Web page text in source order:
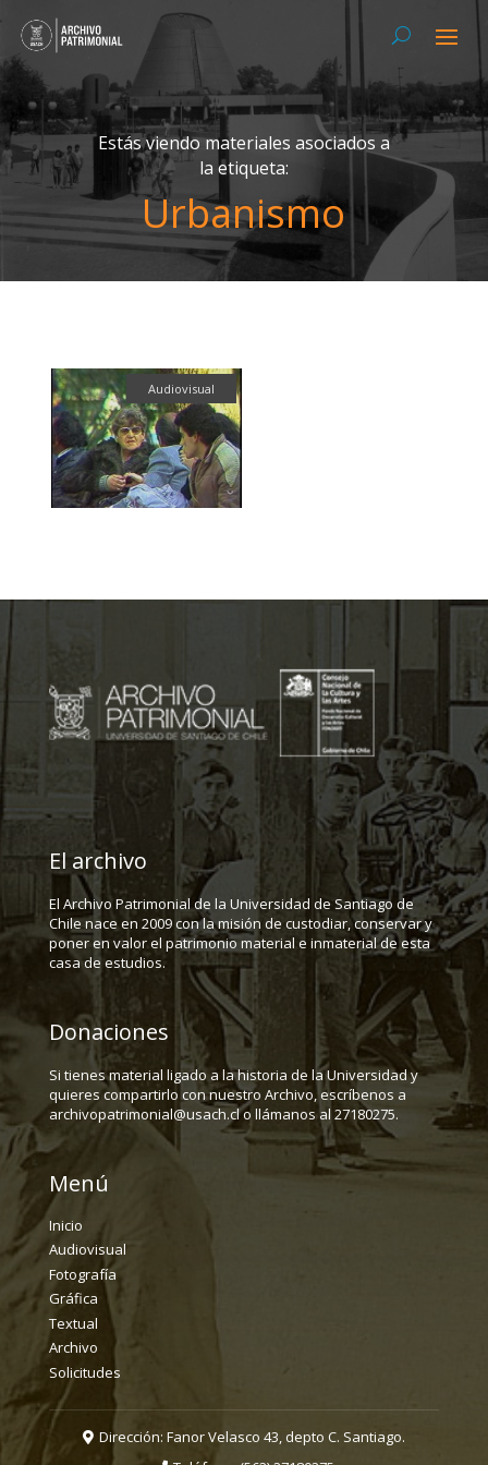
Estás viendo materiales asociados a
la etiqueta:
Urbanismo
Audiovisual
El archivo
El Archivo Patrimonial de la Universidad de Santiago de
Chile nace en 2009 con la misión de custodiar, conservar y
poner en valor el patrimonio material e inmaterial de esta
casa de estudios.
Donaciones
Si tienes material ligado a la historia de la Universidad y
quieres compartirlo con nuestro Archivo, escríbenos a
archivopatrimonial@usach.cl o llámanos al 27180275.
Menú
Inicio
Audiovisual
Fotografía
Gráfica
Textual
Archivo
Solicitudes
Dirección: Fanor Velasco 43, depto C. Santiago.